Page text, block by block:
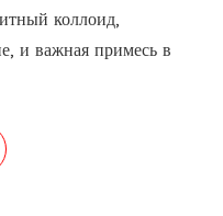
коллоид,
и важная примесь в